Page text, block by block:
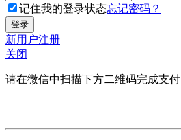
记住我的登录状态忘记密码？
新用户注册
关闭
请在微信中扫描下方二维码完成支付